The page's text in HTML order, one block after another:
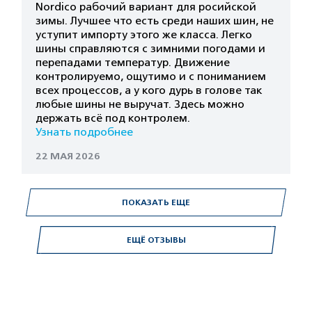
ЕЩЁ ОТЗЫВЫ
Nordico рабочий вариант для росийской
зимы. Лучшее что есть среди наших шин, не
уступит импорту этого же класса. Легко
шины справляются с зимними погодами и
перепадами температур. Движение
контролируемо, ощутимо и с пониманием
всех процессов, а у кого дурь в голове так
любые шины не выручат. Здесь можно
держать всё под контролем.
Узнать подробнее
22 МАЯ 2026
ПОКАЗАТЬ ЕЩЕ